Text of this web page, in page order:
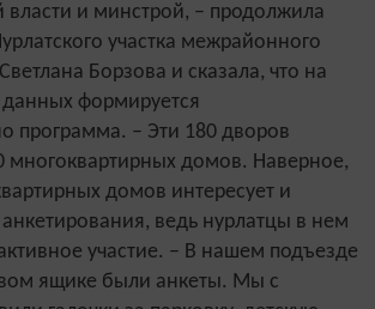
власти и минстрой, – продолжила
участка межрайонного
Борзова и сказала, что на
формируется
программа. – Эти 180 дворов
многоквартирных домов. Наверное,
домов интересует и
ведь нурлатцы в нем
участие. – В нашем подъезде
ящике были анкеты. Мы с